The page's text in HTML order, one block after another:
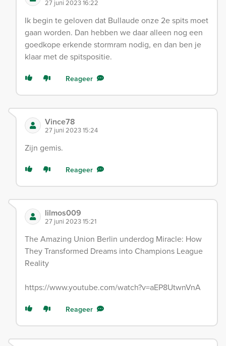
27 juni 2023 16:22
Ik begin te geloven dat Bullaude onze 2e spits moet
gaan worden. Dan hebben we daar alleen nog een
goedkope erkende stormram nodig, en dan ben je
klaar met de spitspositie.
Reageer
Vince78
27 juni 2023 15:24
Zijn gemis.
Reageer
lilmos009
27 juni 2023 15:21
The Amazing Union Berlin underdog Miracle: How
They Transformed Dreams into Champions League
Reality
https://www.youtube.com/watch?v=aEP8UtwnVnA
Reageer